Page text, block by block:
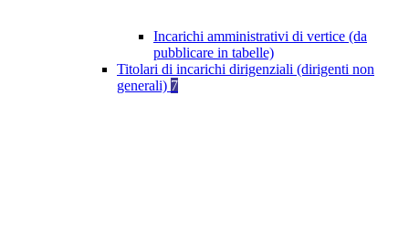
Incarichi amministrativi di vertice (da
pubblicare in tabelle)
Titolari di incarichi dirigenziali (dirigenti non
generali) 7